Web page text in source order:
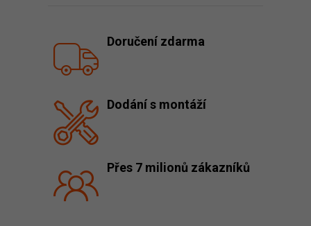
Doručení zdarma
Dodání s montáží
Přes 7 milionů zákazníků